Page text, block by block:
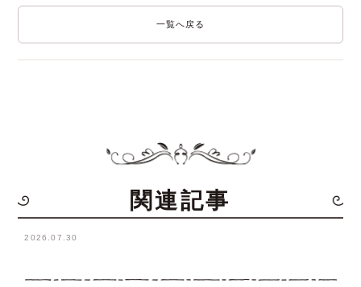
一覧へ戻る
関連記事
2026.07.30